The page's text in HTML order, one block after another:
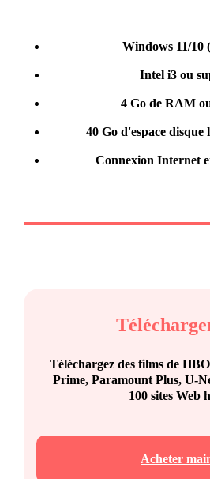
Windows 11/10
Intel i3 ou
4 Go de RAM
40 Go d'espace
Connexion Internet
Téléchargez des films de
Prime, Paramount Plus, U-
100 sites Web
Acheter